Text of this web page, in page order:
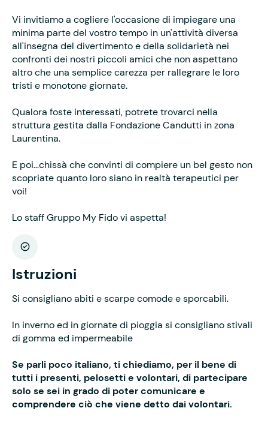
Vi invitiamo a cogliere l'occasione di impiegare una
minima parte del vostro tempo in un'attività diversa
all'insegna del divertimento e della solidarietà nei
confronti dei nostri piccoli amici che non aspettano
altro che una semplice carezza per rallegrare le loro
tristi e monotone giornate.
Qualora foste interessati, potrete trovarci nella
struttura gestita dalla Fondazione Candutti in zona
Laurentina.
E poi...chissà che convinti di compiere un bel gesto non
scopriate quanto loro siano in realtà terapeutici per
voi!
Lo staff Gruppo My Fido vi aspetta!
Istruzioni
Si consigliano abiti e scarpe comode e sporcabili.
In inverno ed in giornate di pioggia si consigliano stivali
di gomma ed impermeabile
Se parli poco italiano, ti chiediamo, per il bene di
tutti i presenti, pelosetti e volontari, di partecipare
solo se sei in grado di poter comunicare e
comprendere ciò che viene detto dai volontari.